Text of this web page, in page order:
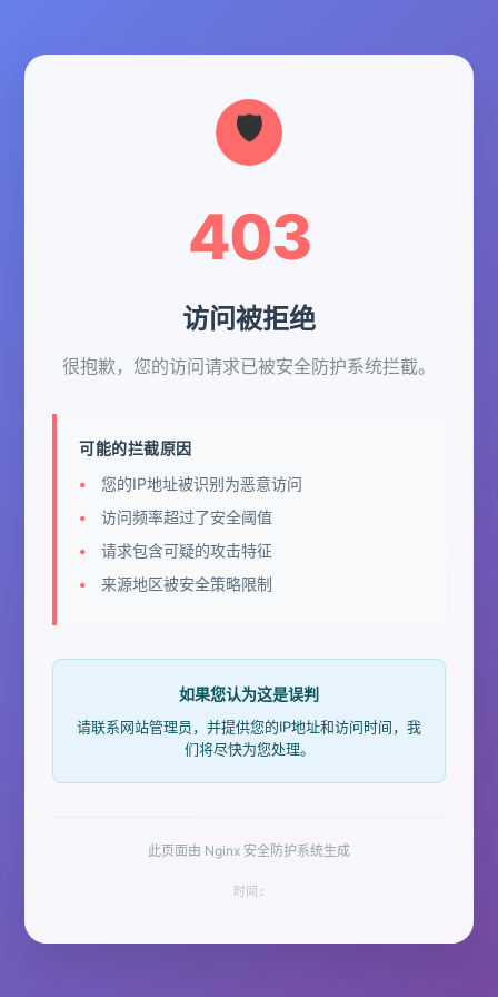
403
访问被拒绝
很抱歉，您的访问请求已被安全防护系统拦截。
可能的拦截原因
您的IP地址被识别为恶意访问
访问频率超过了安全阈值
请求包含可疑的攻击特征
来源地区被安全策略限制
如果您认为这是误判
请联系网站管理员，并提供您的IP地址和访问时间，我
们将尽快为您处理。
此页面由 Nginx 安全防护系统生成
时间: